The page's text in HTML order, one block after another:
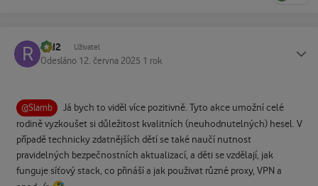
r2d2 Uživatel
Odesláno 12. června 2025 1 rok
@Slamb
Já bych to viděl více pozitivně. Tyto akce umožní celé
rodině vyzkoušet si důležitost kvalitních (neuhodnutelných) hesel. V
případě technicky zdatnějších dětí se také naučí nutnost
pravidelných bezpečnostních aktualizací, a děti se vzdělají, jak
funguje síťový stack, co přináší a jak použivat různé proxy, VPN a